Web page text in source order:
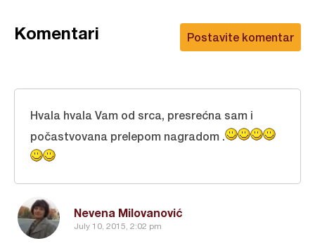
Postavite komentar
Komentari
Nevena Milovanović
July 10, 2015, 2:02 pm
Hvala hvala Vam od srca, presrećna sam i
počastvovana prelepom nagradom .